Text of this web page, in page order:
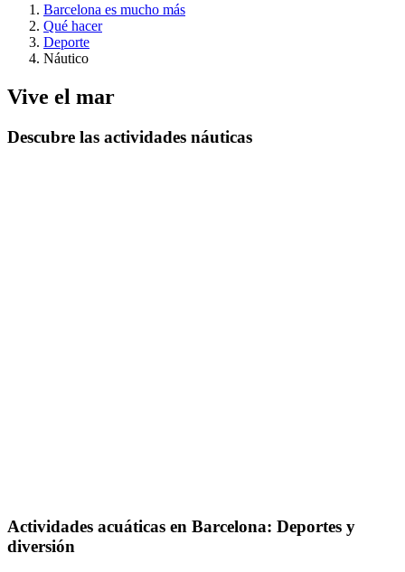
Barcelona es mucho más
Qué hacer
Deporte
Náutico
Vive el mar
Descubre las actividades náuticas
Actividades acuáticas en Barcelona: Deportes y
diversión